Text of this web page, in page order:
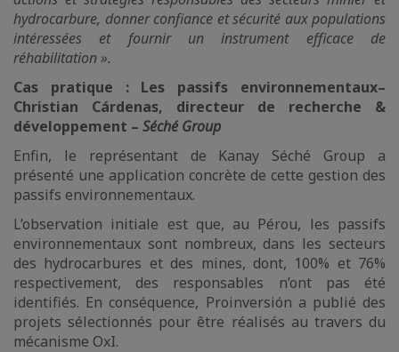
hydrocarbure, donner confiance et sécurité aux populations
intéressées et fournir un instrument efficace de
réhabilitation ».
Cas pratique : Les passifs environnementaux–
Christian Cárdenas, directeur de recherche &
développement – Séché Group
Enfin, le représentant de Kanay Séché Group a
présenté une application concrète de cette gestion des
passifs environnementaux.
L’observation initiale est que, au Pérou, les passifs
environnementaux sont nombreux, dans les secteurs
des hydrocarbures et des mines, dont, 100% et 76%
respectivement, des responsables n’ont pas été
identifiés. En conséquence, Proinversión a publié des
projets sélectionnés pour être réalisés au travers du
mécanisme OxI.